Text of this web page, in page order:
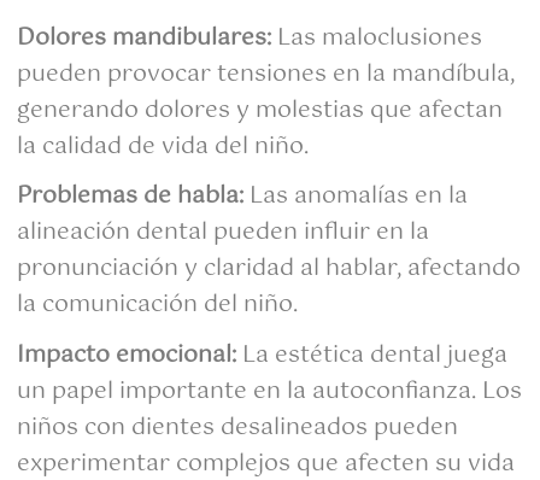
Dolores mandibulares: Las maloclusiones
pueden provocar tensiones en la mandíbula,
generando dolores y molestias que afectan
la calidad de vida del niño.
Problemas de habla: Las anomalías en la
alineación dental pueden influir en la
pronunciación y claridad al hablar, afectando
la comunicación del niño.
Impacto emocional: La estética dental juega
un papel importante en la autoconfianza. Los
niños con dientes desalineados pueden
experimentar complejos que afecten su vida